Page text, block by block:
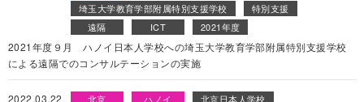
埼玉大学教育学部附属特別支援学校
特別支援
遠隔
ICT 2021年度
2021年度９月 ハノイ日本人学校への埼玉大学教育学部附属特別支援学校
による遠隔でのコンサルテーションの実施
2022.03.22 北京 ハノイ
北京日本人学校